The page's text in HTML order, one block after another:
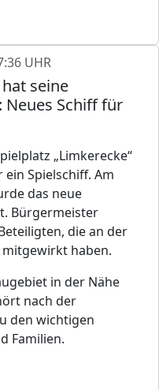
UHR
seine
Schiff für
„Limkerecke“
Spielschiff. Am
das neue
Bürgermeister
die an der
mitgewirkt haben.
in der Nähe
nach der
den wichtigen
Familien.